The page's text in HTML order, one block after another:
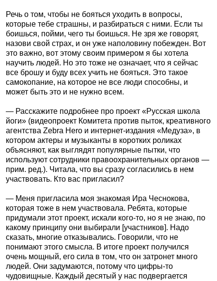
Речь о том, чтобы не бояться уходить в вопросы,
которые тебе страшны, и разбираться с ними. Если ты
боишься, пойми, чего ты боишься. Не зря же говорят,
назови свой страх, и он уже наполовину побежден. Вот
это важно, вот этому своим примером я бы хотела
научить людей. Но это тоже не означает, что я сейчас
все брошу и буду всех учить не бояться. Это такое
самокопание, на которое не все люди способны, и
может быть это и не нужно всем.
— Расскажите подробнее про проект «Русская школа
йоги» (видеопроект Комитета против пыток, креативного
агентства Zebra Hero и интернет-издания «Медуза», в
котором актеры и музыканты в коротких роликах
объясняют, как выглядят популярные пытки, что
используют сотрудники правоохранительных органов —
прим. ред.). Читала, что вы сразу согласились в нем
участвовать. Кто вас пригласил?
— Меня пригласила моя знакомая Ира Чеснокова,
которая тоже в нем участвовала. Ребята, которые
придумали этот проект, искали кого-то, но я не знаю, по
какому принципу они выбирали [участников]. Надо
сказать, многие отказывались. Говорили, что не
понимают этого смысла. В итоге проект получился
очень мощный, его сила в том, что он затронет много
людей. Они задумаются, потому что цифры-то
чудовищные. Каждый десятый у нас подвергается